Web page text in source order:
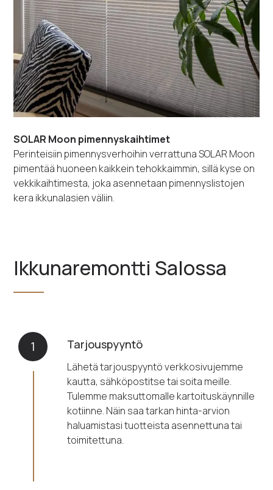
SOLAR Moon pimennyskaihtimet
Perinteisiin pimennysverhoihin verrattuna SOLAR Moon
pimentää huoneen kaikkein tehokkaimmin, sillä kyse on
vekkikaihtimesta, joka asennetaan pimennyslistojen
kera ikkunalasien väliin.
Ikkunaremontti Salossa
1 Tarjouspyyntö
Lähetä tarjouspyyntö verkkosivujemme
kautta, sähköpostitse tai soita meille.
Tulemme maksuttomalle kartoituskäynnille
kotiinne. Näin saa tarkan hinta-arvion
haluamistasi tuotteista asennettuna tai
toimitettuna.